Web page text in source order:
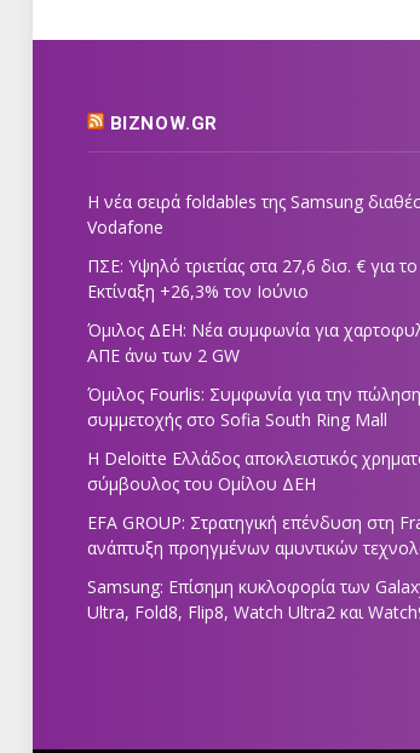
BIZNOW.GR
Η νέα σειρά foldables της Samsung
Vodafone
ΠΣΕ: Υψηλό τριετίας στα 27,6 δισ. € για
Εκτίναξη +26,3% τον Ιούνιο
Όμιλος ΔΕΗ: Νέα συμφωνία για
ΑΠΕ άνω των 2 GW
Όμιλος Fourlis: Συμφωνία για την
συμμετοχής στο Sofia South Ring Mall
Η Deloitte Ελλάδος αποκλειστικός
σύμβουλος του Ομίλου ΔΕΗ
EFA GROUP: Στρατηγική επένδυση στη
ανάπτυξη προηγμένων αμυντικών
Samsung: Επίσημη κυκλοφορία των
Ultra, Fold8, Flip8, Watch Ultra2 και